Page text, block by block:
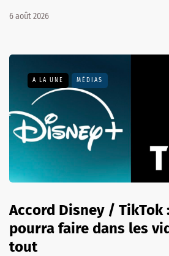
6 août 2026
A LA UNE MÉDIAS
Accord Disney / TikTok
pourra faire dans les
tout